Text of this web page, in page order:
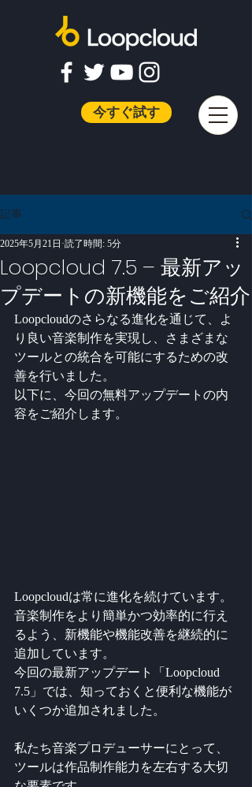
今すぐ試す
記事
Loopcloud 7.5 – 最新アッ
プデートの新機能をご紹介
2025年5月21日 読了時間: 5分
Loopcloudのさらなる進化を通じて、よ
り良い音楽制作を実現し、さまざまな
ツールとの統合を可能にするための改
善を行いました。
以下に、今回の無料アップデートの内
容をご紹介します。
Loopcloudは常に進化を続けています。
音楽制作をより簡単かつ効率的に行え
るよう、新機能や機能改善を継続的に
追加しています。
今回の最新アップデート「Loopcloud
7.5」では、知っておくと便利な機能が
いくつか追加されました。
私たち音楽プロデューサーにとって、
ツールは作品制作能力を左右する大切